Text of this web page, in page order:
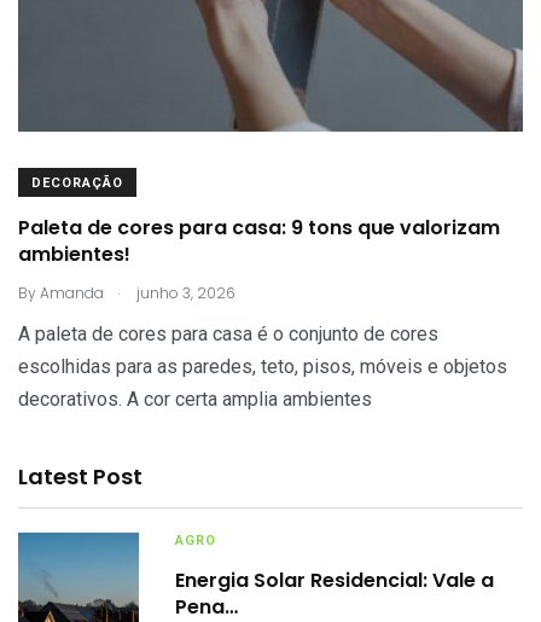
DECORAÇÃO
Paleta de cores para casa: 9 tons que valorizam
ambientes!
ByAmanda . junho 3, 2026
A paleta de cores para casa é o conjunto de cores
escolhidas para as paredes, teto, pisos, móveis e objetos
decorativos. A cor certa amplia ambientes
Latest Post
AGRO
Energia Solar Residencial: Vale a
Pena…